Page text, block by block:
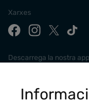
Xarxes
Descarrega la nostra app